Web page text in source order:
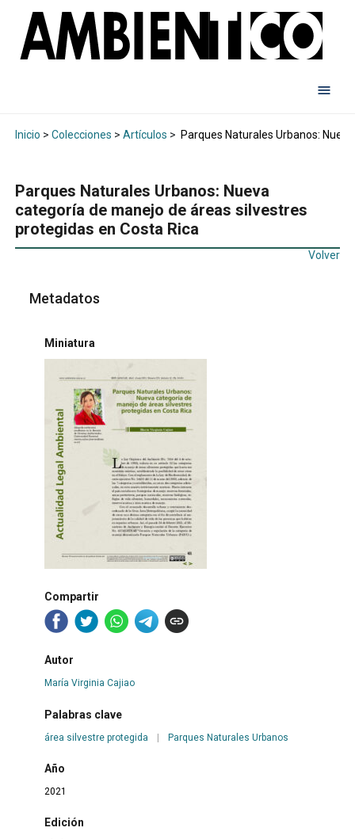
Inicio > Colecciones > Artículos > Parques Naturales Urbanos:
Parques Naturales Urbanos: Nueva
categoría de manejo de áreas silvestres
protegidas en Costa Rica
Volver
Metadatos
Miniatura
Compartir
Autor
María Virginia Cajiao
Palabras clave
área silvestre protegida | Parques Naturales Urbanos
Año
2021
Edición